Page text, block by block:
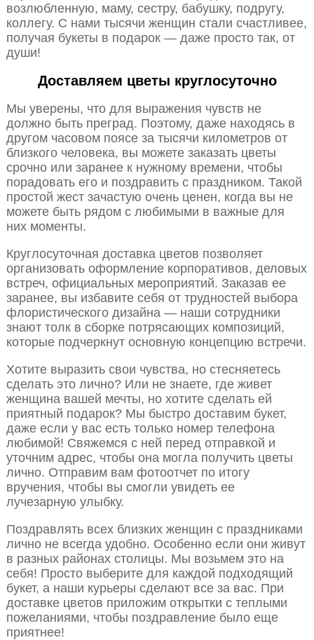
возлюбленную, маму, сестру, бабушку, подругу,
коллегу. С нами тысячи женщин стали счастливее,
получая букеты в подарок — даже просто так, от
души!
Доставляем цветы круглосуточно
Мы уверены, что для выражения чувств не
должно быть преград. Поэтому, даже находясь в
другом часовом поясе за тысячи километров от
близкого человека, вы можете заказать цветы
срочно или заранее к нужному времени, чтобы
порадовать его и поздравить с праздником. Такой
простой жест зачастую очень ценен, когда вы не
можете быть рядом с любимыми в важные для
них моменты.
Круглосуточная доставка цветов позволяет
организовать оформление корпоративов, деловых
встреч, официальных мероприятий. Заказав ее
заранее, вы избавите себя от трудностей выбора
флористического дизайна — наши сотрудники
знают толк в сборке потрясающих композиций,
которые подчеркнут основную концепцию встречи.
Хотите выразить свои чувства, но стесняетесь
сделать это лично? Или не знаете, где живет
женщина вашей мечты, но хотите сделать ей
приятный подарок? Мы быстро доставим букет,
даже если у вас есть только номер телефона
любимой! Свяжемся с ней перед отправкой и
уточним адрес, чтобы она могла получить цветы
лично. Отправим вам фотоотчет по итогу
вручения, чтобы вы смогли увидеть ее
лучезарную улыбку.
Поздравлять всех близких женщин с праздниками
лично не всегда удобно. Особенно если они живут
в разных районах столицы. Мы возьмем это на
себя! Просто выберите для каждой подходящий
букет, а наши курьеры сделают все за вас. При
доставке цветов приложим открытки с теплыми
пожеланиями, чтобы поздравление было еще
приятнее!